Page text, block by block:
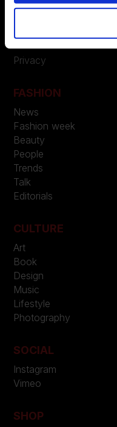
Contatti
LEGAL
Privacy
FASHION
News
Fashion week
Beauty
People
Trends
Talk
Editorials
CULTURE
Art
Book
Design
Music
Lifestyle
Photography
SOCIAL
Instagram
Vimeo
SHOP